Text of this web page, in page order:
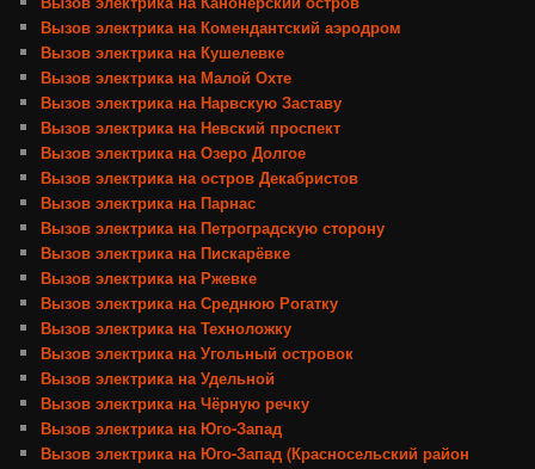
Вызов электрика на Комендантский аэродром
Вызов электрика на Кушелевке
Вызов электрика на Малой Охте
Вызов электрика на Нарвскую Заставу
Вызов электрика на Невский проспект
Вызов электрика на Озеро Долгое
Вызов электрика на остров Декабристов
Вызов электрика на Парнас
Вызов электрика на Петроградскую сторону
Вызов электрика на Пискарёвке
Вызов электрика на Ржевке
Вызов электрика на Среднюю Рогатку
Вызов электрика на Техноложку
Вызов электрика на Угольный островок
Вызов электрика на Удельной
Вызов электрика на Чёрную речку
Вызов электрика на Юго-Запад
Вызов электрика на Юго-Запад (Красносельский район